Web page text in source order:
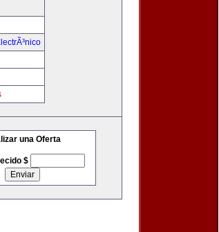
una Oferta
$